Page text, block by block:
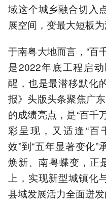
域这个城乡融合切入
展空间，变最大短板为
于南粤大地而言，“百
是2022年底工程启
醒，也是最潜移默化
报》头版头条聚焦广
的成绩亮点，是“百千
彩呈现，又适逢“百
效”到“五年显著变化
焕新、南粤蝶变，正
上，实现新型城镇化
县域发展活力全面迸发